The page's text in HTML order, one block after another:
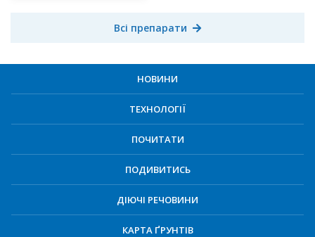
Всі препарати
НОВИНИ
ТЕХНОЛОГІЇ
ПОЧИТАТИ
ПОДИВИТИСЬ
ДІЮЧІ РЕЧОВИНИ
КАРТА ҐРУНТІВ